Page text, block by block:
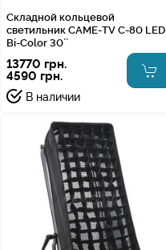
Складной кольцевой
светильник CAME-TV C-80 LED
Bi-Color 30``
13770 грн.
4590 грн.
В наличии